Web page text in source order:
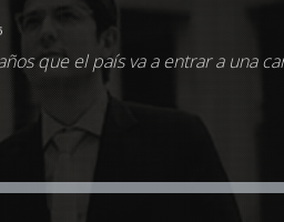
que el país va a entrar a una